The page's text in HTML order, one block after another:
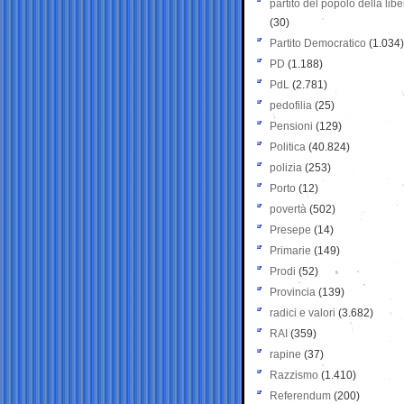
partito del popolo della
(30)
Partito Democratico (1.034)
PD (1.188)
PdL (2.781)
pedofilia (25)
Pensioni (129)
Politica (40.824)
polizia (253)
Porto (12)
povertà (502)
Presepe (14)
Primarie (149)
Prodi (52)
Provincia (139)
radici e valori (3.682)
RAI (359)
rapine (37)
Razzismo (1.410)
Referendum (200)